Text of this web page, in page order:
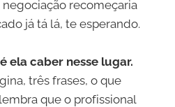
recomeçaria
já tá lá, te esperando.
ela caber nesse lugar.
três frases, o que
que o profissional